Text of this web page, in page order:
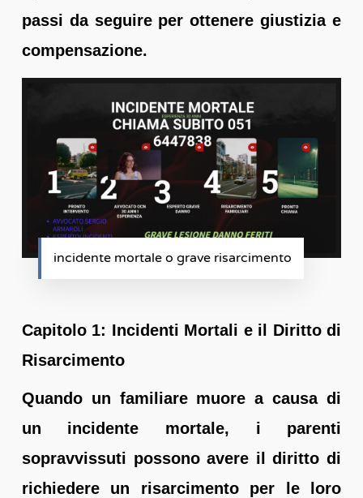
passi da seguire per ottenere giustizia e
compensazione.
incidente mortale o grave risarcimento
Capitolo 1: Incidenti Mortali e il Diritto di
Risarcimento
Quando un familiare muore a causa di
un incidente mortale, i parenti
sopravvissuti possono avere il diritto di
richiedere un risarcimento per le loro